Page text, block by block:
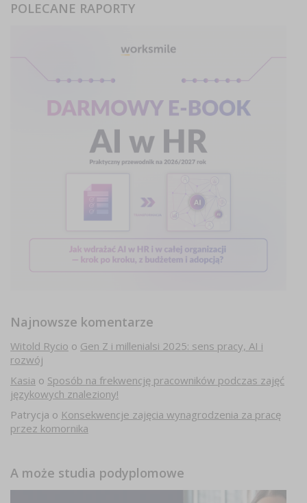
POLECANE RAPORTY
Najnowsze komentarze
Witold Rycio o Gen Z i millenialsi 2025: sens pracy, AI i
rozwój
Kasia o Sposób na frekwencję pracowników podczas zajęć
językowych znaleziony!
Patrycja o Konsekwencje zajęcia wynagrodzenia za pracę
przez komornika
A może studia podyplomowe